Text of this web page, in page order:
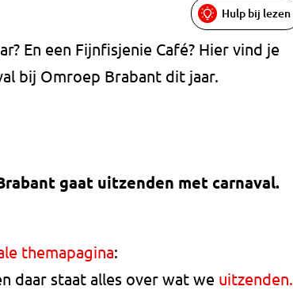
Hulp bij lezen
En een Fijnfisjenie Café? Hier vind je
bij Omroep Brabant dit jaar.
gaat uitzenden met carnaval.
themapagina:
daar staat alles over wat we uitzenden.